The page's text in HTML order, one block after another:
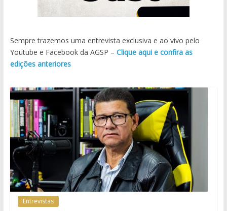
Sempre trazemos uma entrevista exclusiva e ao vivo pelo
Youtube e Facebook da AGSP – Clique aqui e confira as
edições anteriores
Entrevistas